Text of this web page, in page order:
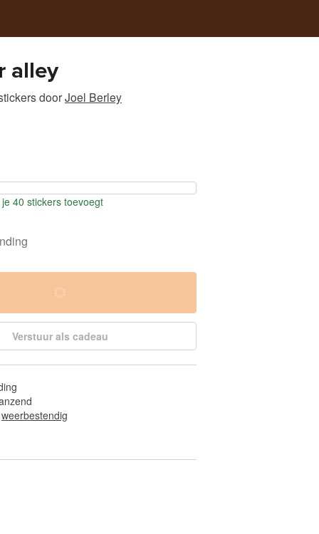
alley
doorJoel Berley
40 stickers toevoegt
Verstuur als cadeau
weerbestendig